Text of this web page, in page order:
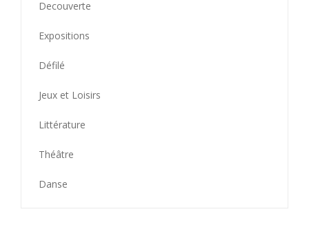
Decouverte
Expositions
Défilé
Jeux et Loisirs
Littérature
Théâtre
Danse